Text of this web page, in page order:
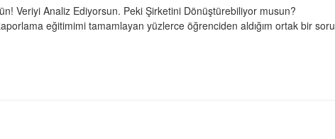
Veriyi Analiz Ediyorsun. Peki Şirketini Dönüştürebiliyor musun?
eğitimimi tamamlayan yüzlerce öğrenciden aldığım ortak bir soru